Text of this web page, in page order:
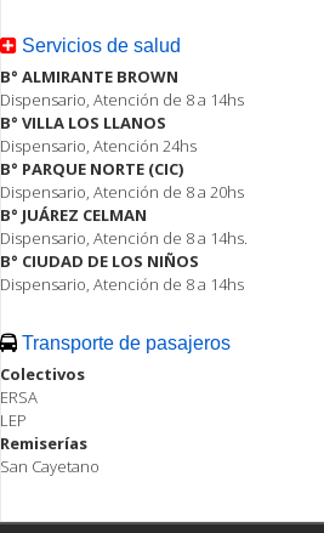
Servicios de salud
B° ALMIRANTE BROWN
Dispensario, Atención de 8 a 14hs
B° VILLA LOS LLANOS
Dispensario, Atención 24hs
B° PARQUE NORTE (CIC)
Dispensario, Atención de 8 a 20hs
B° JUÁREZ CELMAN
Dispensario, Atención de 8 a 14hs.
B° CIUDAD DE LOS NIÑOS
Dispensario, Atención de 8 a 14hs
Transporte de pasajeros
Colectivos
ERSA
LEP
Remiserías
San Cayetano